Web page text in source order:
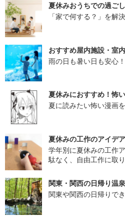
夏休みおうちでの過ご
「家で何する？」を解
おすすめ屋内施設・室
雨の日も暑い日も安心
夏休みにおすすめ！怖
夏に読みたい怖い漫画
夏休みの工作のアイデ
学年別に夏休みの工作
駄なく、自由工作に取
関東・関西の日帰り温泉
関東や関西の日帰りで